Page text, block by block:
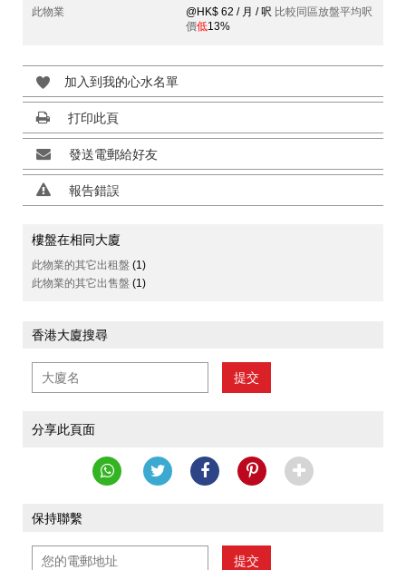
此物業
@HK$ 62 / 月 / 呎 比較同區放盤平均呎
價低13%
加入到我的心水名單
打印此頁
發送電郵給好友
報告錯誤
樓盤在相同大廈
此物業的其它出租盤 (1)
此物業的其它出售盤 (1)
香港大廈搜尋
提交
分享此頁面
保持聯繫
提交